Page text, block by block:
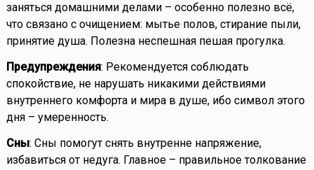
заняться домашними делами – особенно полезно всё,
что связано с очищением: мытье полов, стирание пыли,
принятие душа. Полезна неспешная пешая прогулка.
Предупреждения: Рекомендуется соблюдать
спокойствие, не нарушать никакими действиями
внутреннего комфорта и мира в душе, ибо символ этого
дня – умеренность.
Сны: Сны помогут снять внутренне напряжение,
избавиться от недуга. Главное – правильное толкование